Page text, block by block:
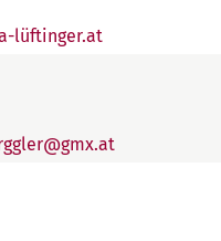
lüftinger.at